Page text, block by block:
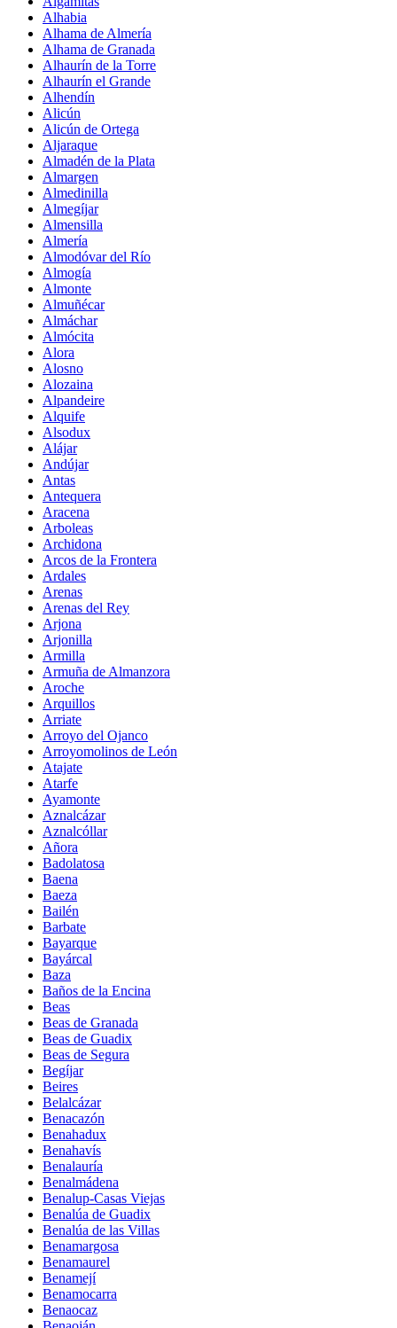
Alhabia
Alhama de Almería
Alhama de Granada
Alhaurín de la Torre
Alhaurín el Grande
Alhendín
Alicún
Alicún de Ortega
Aljaraque
Almadén de la Plata
Almargen
Almedinilla
Almegíjar
Almensilla
Almería
Almodóvar del Río
Almogía
Almonte
Almuñécar
Almáchar
Almócita
Alora
Alosno
Alozaina
Alpandeire
Alquife
Alsodux
Alájar
Andújar
Antas
Antequera
Aracena
Arboleas
Archidona
Arcos de la Frontera
Ardales
Arenas
Arenas del Rey
Arjona
Arjonilla
Armilla
Armuña de Almanzora
Aroche
Arquillos
Arriate
Arroyo del Ojanco
Arroyomolinos de León
Atajate
Atarfe
Ayamonte
Aznalcázar
Aznalcóllar
Añora
Badolatosa
Baena
Baeza
Bailén
Barbate
Bayarque
Bayárcal
Baza
Baños de la Encina
Beas
Beas de Granada
Beas de Guadix
Beas de Segura
Begíjar
Beires
Belalcázar
Benacazón
Benahadux
Benahavís
Benalauría
Benalmádena
Benalup-Casas Viejas
Benalúa de Guadix
Benalúa de las Villas
Benamargosa
Benamaurel
Benamejí
Benamocarra
Benaocaz